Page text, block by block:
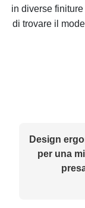
in diverse
di trovare il
Design
per una